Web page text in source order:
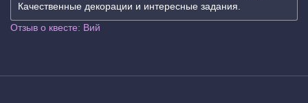
Качественные декорации и интересные задания.
Отзыв о квесте: Вий